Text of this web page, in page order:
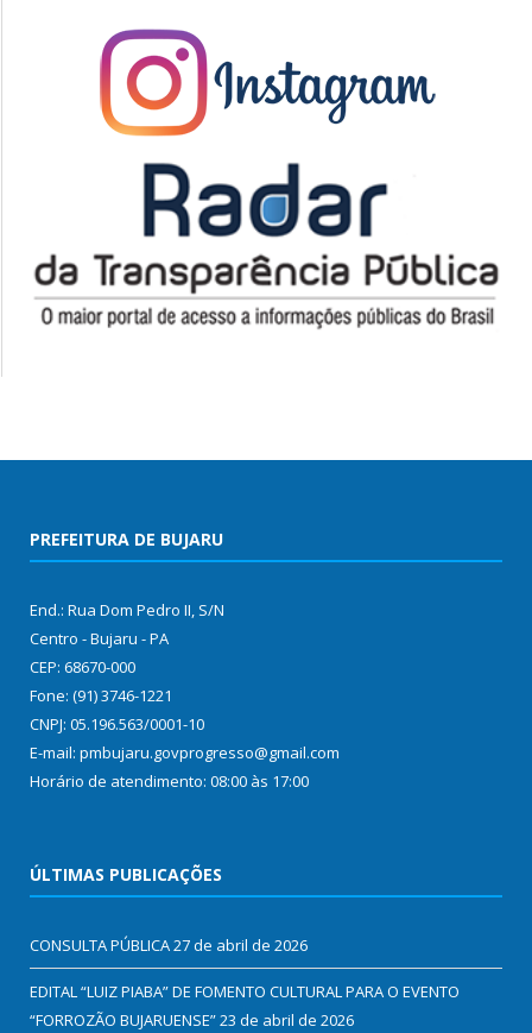
PREFEITURA DE BUJARU
End.: Rua Dom Pedro II, S/N
Centro - Bujaru - PA
CEP: 68670-000
Fone: (91) 3746-1221
CNPJ: 05.196.563/0001-10
E-mail: pmbujaru.govprogresso@gmail.com
Horário de atendimento: 08:00 às 17:00
ÚLTIMAS PUBLICAÇÕES
CONSULTA PÚBLICA27 de abril de 2026
EDITAL “LUIZ PIABA” DE FOMENTO CULTURAL PARA O EVENTO
“FORROZÃO BUJARUENSE”23 de abril de 2026